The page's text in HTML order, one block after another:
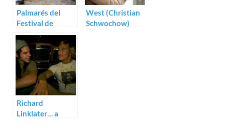
Palmarés del
Festival de
Cannes 2014
West (Christian
Schwochow)
Richard
Linklater… a